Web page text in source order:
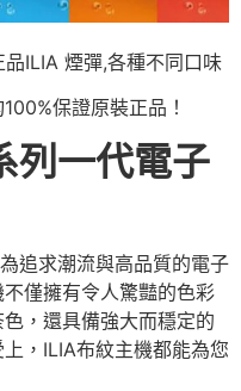
ILIA 煙彈,各種不同口味
保證原裝正品！
列一代電子
追求潮流與高品質的電子
僅擁有令人驚豔的色彩
，還具備強大而穩定的
，ILIA布紋主機都能為您